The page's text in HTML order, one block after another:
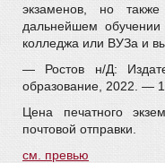
экзаменов, но
дальнейшем
колледжа или ВУЗа и
— Ростов н/Д:
образование, 2022. —
Цена печатного
почтовой отправки.
см. превью